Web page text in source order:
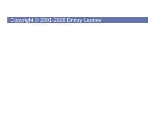
Copyright © 2001-2026 Dmitry Leonov